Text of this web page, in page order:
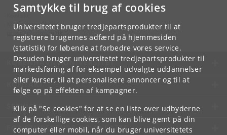
Samtykke til brug af cookies
Universitetet bruger tredjepartsprodukter til at
registrere brugernes adfærd på hjemmesiden
(statistik) for løbende at forbedre vores service.
Desuden bruger universitetet tredjepartsprodukter til
markedsføring af for eksempel udvalgte uddannelser
eller kurser, til at personalisere annoncer og til at
følge op på effekten af kampagner.
Klik på "Se cookies" for at se en liste over udbyderne
af de forskellige cookies, som kan blive gemt på din
computer eller mobil, når du bruger universitetets
KU Kommunikation
KØBENHAVNS UNIVERSITET
KONTAKT
SERVICES
FOR STUDERENDE OG ANSATTE